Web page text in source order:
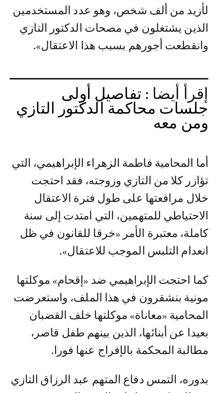
لأزيد من ألف شخص، وهو عدد المستخدمين
الذين يشتغلون في مصحات الدكتور التازي
وانقطعت أجورهم بسبب هذا الاعتقال».
إقرأ أيضا : تفاصيل أولى
جلسات محاكمة الدكتور التازي
ومن معه
أما المحامية فاطمة الزهراء الإبراهيمي، التي
تؤازر كلا من التازي وزوجته، فقد احتجت
خلال مرافعتها على طول فترة الاعتقال
الاحتياطي للمتهمين، التي امتدت إلى سنة
كاملة، معتبرة الأمر «خرقا للقانون في ظل
انعدام التلبس الموجب للاعتقال».
كما احتجت الإبراهيمي ضد «إقحام» موكلتها
مونية بنشقرون في هذا الملف، واستعرضت
المحامية «معاناة» موكلتها خلف القضبان
بعيدا عن أبنائها، الذين بينهم طفل قاصر،
مطالبة المحكمة بالإفراج عنها فورا.
بدوره، التمس دفاع المتهم عبد الرزاق التازي